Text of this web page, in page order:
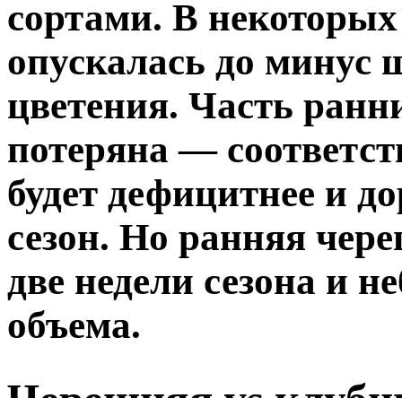
сортами. В
опускалась до минус
цветения. Часть
потеряна —
будет дефицитнее и
сезон. Но ранняя
две недели сезона и
объема.